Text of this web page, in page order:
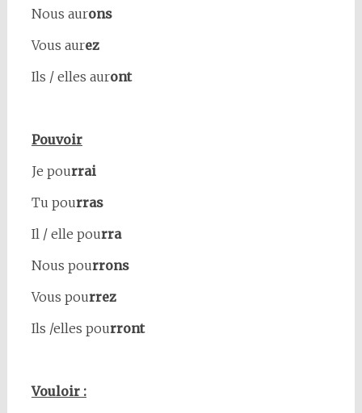
Nous aurons
Vous aurez
Ils / elles auront
Pouvoir
Je pourrai
Tu pourras
Il / elle pourra
Nous pourrons
Vous pourrez
Ils /elles pourront
Vouloir :